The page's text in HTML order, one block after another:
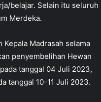
belajar. Selain itu seluruh
Merdeka.
Madrasah selama
penyembelihan Hewan
tanggal 04 Juli 2023,
tanggal 10-11 Juli 2023.